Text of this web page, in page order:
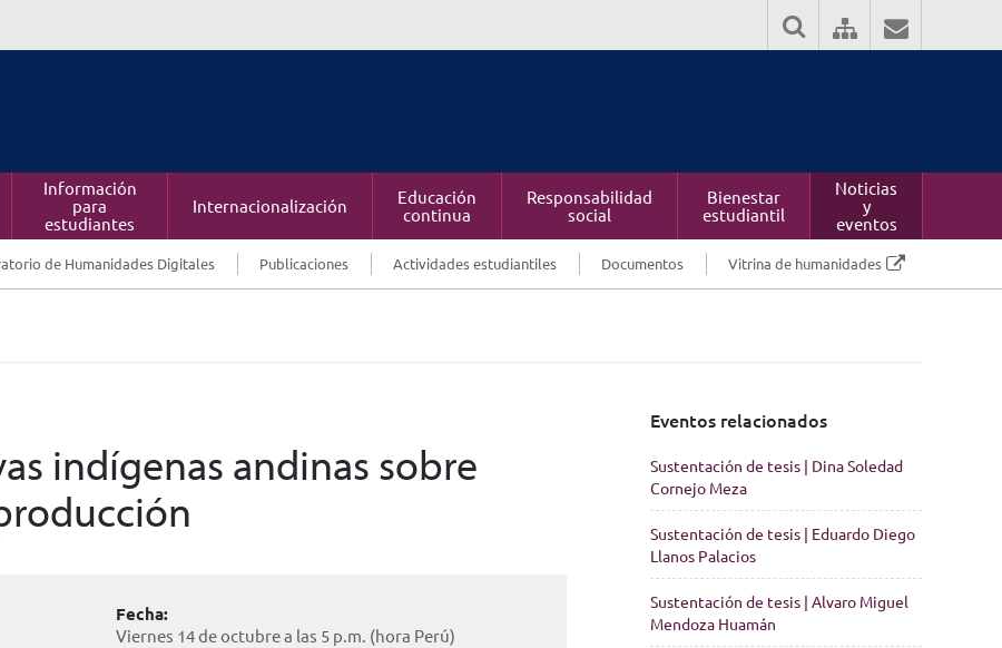
Información
para
estudiantes
Internacionalización
Educación
continua
Responsabilidad
social
Bienestar
estudiantil
Noticias
y
eventos
de Humanidades Digitales Publicaciones Actividades estudiantiles Documentos Vitrina de humanidades
indígenas andinas sobre
Fecha:
Viernes 14 de octubre a las 5 p.m. (hora Perú)
Eventos relacionados
Sustentación de tesis | Dina Soledad
Cornejo Meza
Sustentación de tesis | Eduardo Diego
Llanos Palacios
Sustentación de tesis | Alvaro Miguel
Mendoza Huamán